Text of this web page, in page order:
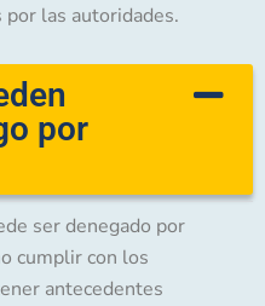
las autoridades.
por
ser denegado por
cumplir con los
antecedentes